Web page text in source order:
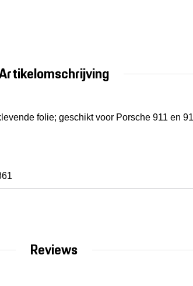
folie; geschikt voor Porsche 911 en
Reviews